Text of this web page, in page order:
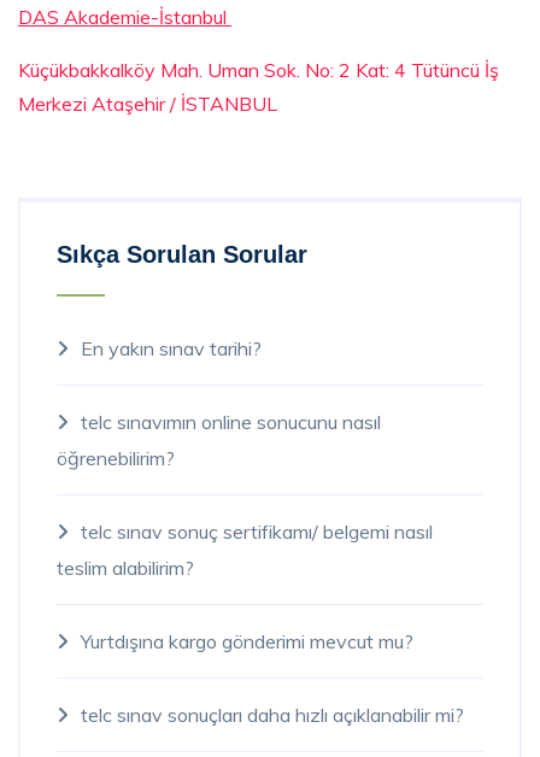
DAS Akademie-İstanbul
Küçükbakkalköy Mah. Uman Sok. No: 2 Kat: 4 Tütüncü İş
Merkezi Ataşehir / İSTANBUL
Sıkça Sorulan Sorular
En yakın sınav tarihi?
telc sınavımın online sonucunu nasıl
öğrenebilirim?
telc sınav sonuç sertifikamı/ belgemi nasıl
teslim alabilirim?
Yurtdışına kargo gönderimi mevcut mu?
telc sınav sonuçları daha hızlı açıklanabilir mi?